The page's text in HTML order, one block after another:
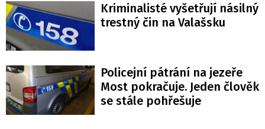
Kriminalisté vyšetřují násilný
trestný čin na Valašsku
Policejní pátrání na jezeře
Most pokračuje. Jeden člověk
se stále pohřešuje